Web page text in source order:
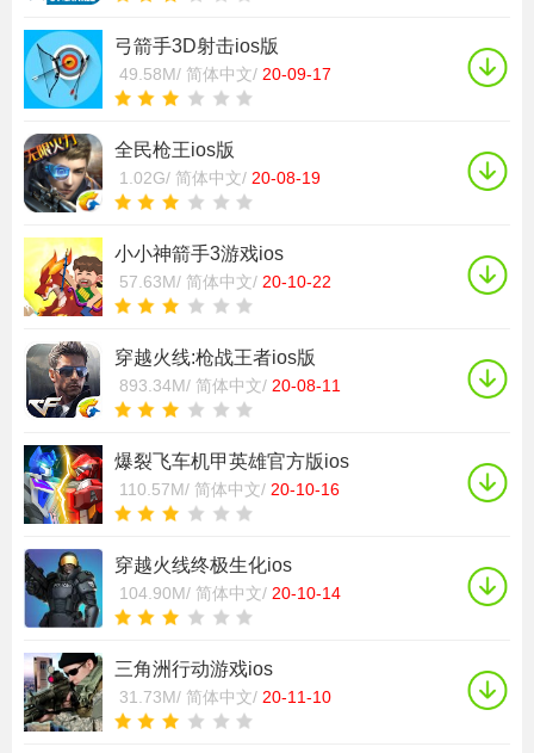
弓箭手3D射击ios版
49.58M/ 简体中文/ 20-09-17
全民枪王ios版
1.02G/ 简体中文/ 20-08-19
小小神箭手3游戏ios
57.63M/ 简体中文/ 20-10-22
穿越火线:枪战王者ios版
893.34M/ 简体中文/ 20-08-11
爆裂飞车机甲英雄官方版ios
110.57M/ 简体中文/ 20-10-16
穿越火线终极生化ios
104.90M/ 简体中文/ 20-10-14
三角洲行动游戏ios
31.73M/ 简体中文/ 20-11-10